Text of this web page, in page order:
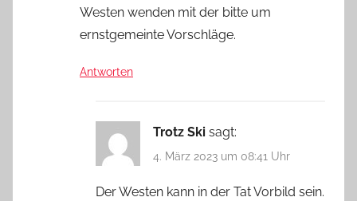
Westen wenden mit der bitte um
ernstgemeinte Vorschläge.
Antworten
Trotz Ski sagt:
4. März 2023 um 08:41 Uhr
Der Westen kann in der Tat Vorbild sein.